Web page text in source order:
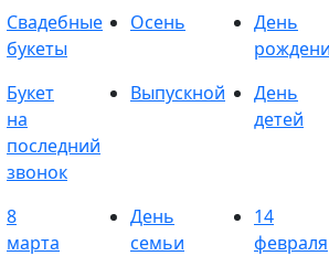
Свадебные
букеты
Осень
День
Букет
на
последний
звонок
Выпускной
День
детей
8
марта
День
семьи
14
февраля